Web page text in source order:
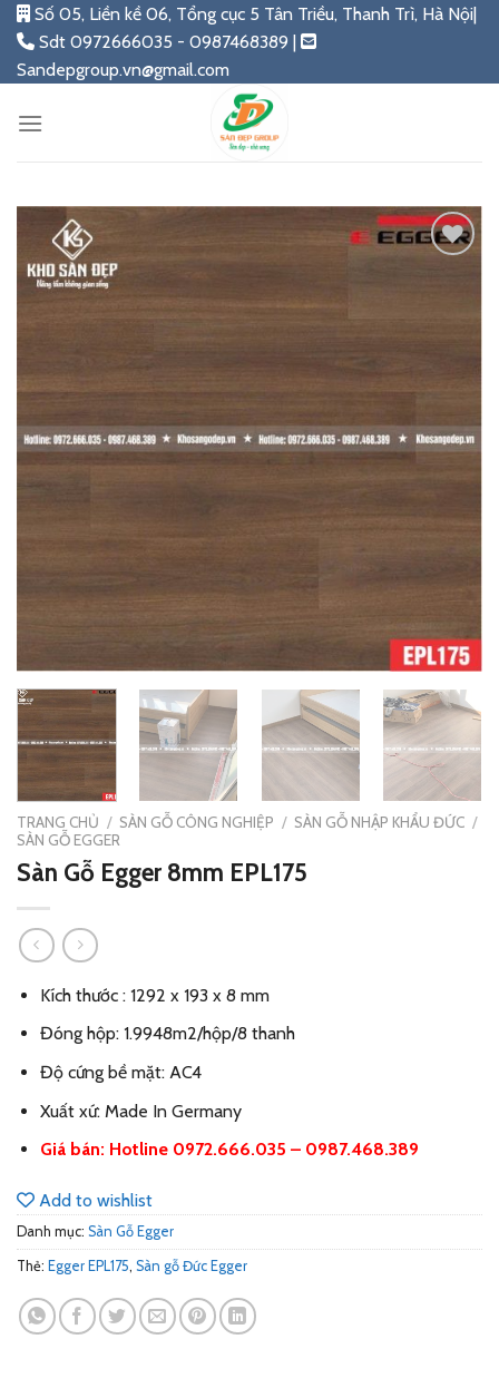
Skip
content
Số 05, Liền kề 06, Tổng cục 5 Tân Triều, Thanh Trì, Hà Nội|
Sdt 0972666035 - 0987468389 |
Sandepgroup.vn@gmail.com
TRANG CHỦ / SÀN GỖ CÔNG NGHIỆP / SÀN GỖ NHẬP KHẨU ĐỨC /
SÀN GỖ EGGER
Sàn Gỗ Egger 8mm EPL175
Kích thước : 1292 x 193 x 8 mm
Đóng hộp: 1.9948m2/hộp/8 thanh
Độ cứng bề mặt: AC4
Xuất xứ: Made In Germany
Giá bán: Hotline 0972.666.035 – 0987.468.389
Add to wishlist
Danh mục: Sàn Gỗ Egger
Thẻ: Egger EPL175, Sàn gỗ Đức Egger